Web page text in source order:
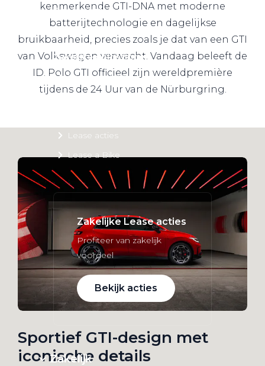
Direct naar
Website Pon Center Zakelijk
Zakelijke oplossingen
Lease aanbod
Leasevormen
Lease acties
Lease a Bike
Zakelijke Lease acties
Profiteer van zakelijk
voordeel
Bekijk acties
Zakelijk
kenmerkende GTI-DNA met moderne
batterijtechnologie en dagelijkse
bruikbaarheid, precies zoals je dat van een GTI
van Volkswagen verwacht. Vandaag beleeft de
ID. Polo GTI officieel zijn wereldpremière
tijdens de 24 Uur van de Nürburgring.
Sportief GTI-design met
iconische details